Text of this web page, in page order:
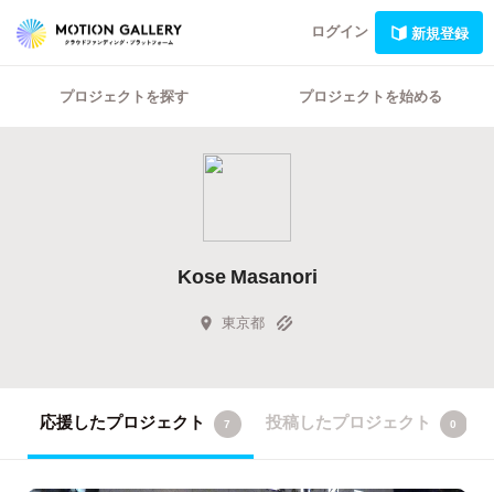
ログイン 新規登録
プロジェクトを探す プロジェクトを始める
Kose Masanori
東京都
応援したプロジェクト 7 投稿したプロジェクト 0